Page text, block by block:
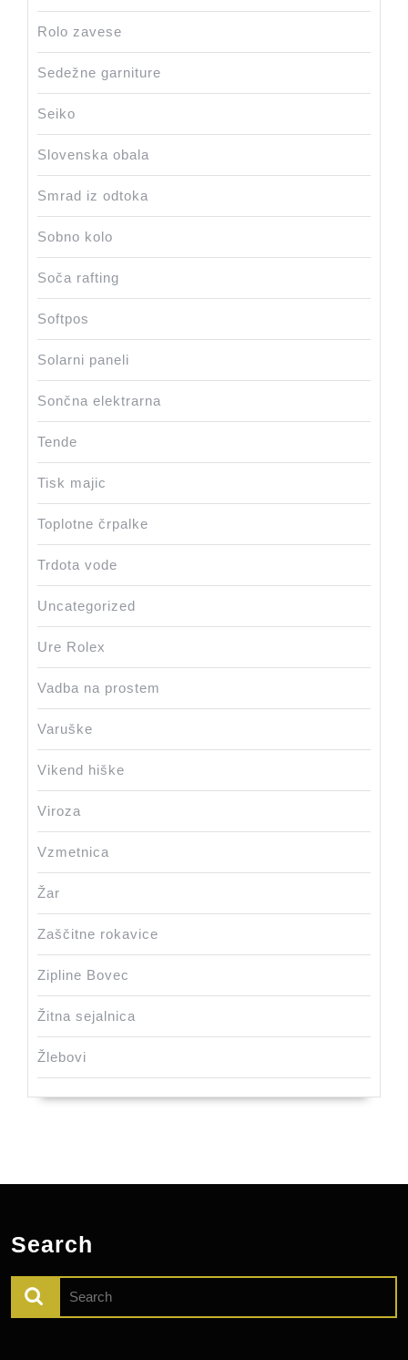
Rolo zavese
Sedežne garniture
Seiko
Slovenska obala
Smrad iz odtoka
Sobno kolo
Soča rafting
Softpos
Solarni paneli
Sončna elektrarna
Tende
Tisk majic
Toplotne črpalke
Trdota vode
Uncategorized
Ure Rolex
Vadba na prostem
Varuške
Vikend hiške
Viroza
Vzmetnica
Žar
Zaščitne rokavice
Zipline Bovec
Žitna sejalnica
Žlebovi
Search
for: